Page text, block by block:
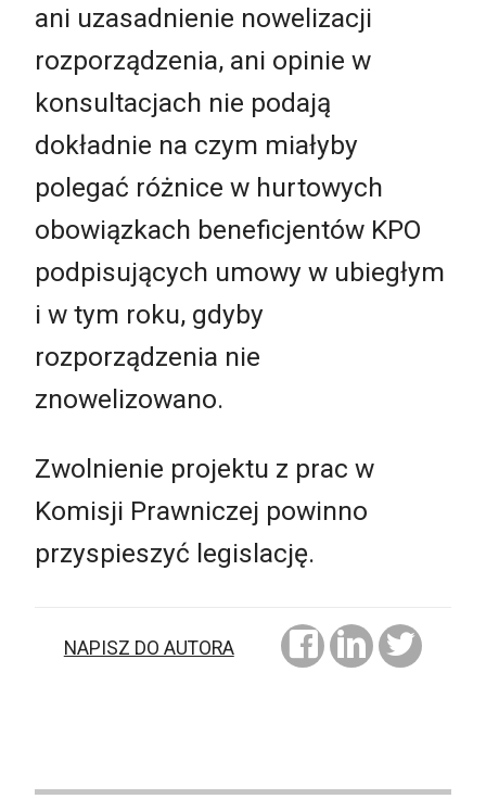
ani uzasadnienie nowelizacji
rozporządzenia, ani opinie w
konsultacjach nie podają
dokładnie na czym miałyby
polegać różnice w hurtowych
obowiązkach beneficjentów KPO
podpisujących umowy w ubiegłym
i w tym roku, gdyby
rozporządzenia nie
znowelizowano.
Zwolnienie projektu z prac w
Komisji Prawniczej powinno
przyspieszyć legislację.
NAPISZ DO AUTORA